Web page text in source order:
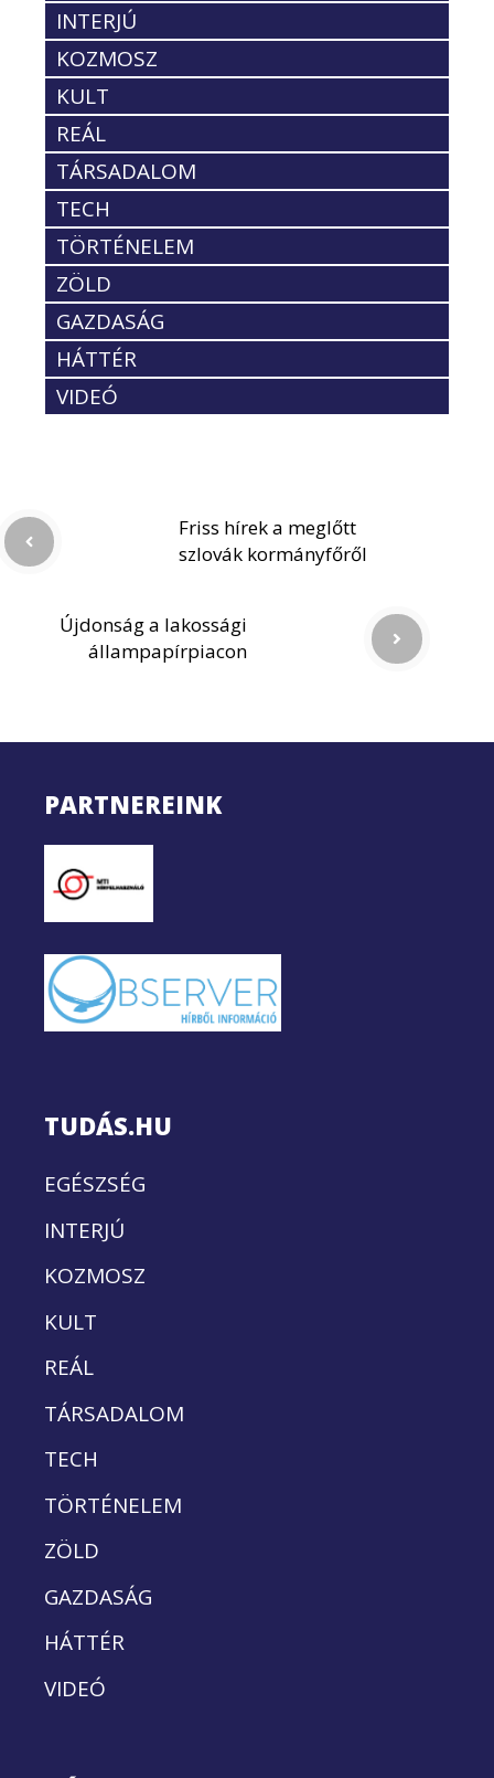
INTERJÚ
KOZMOSZ
KULT
REÁL
TÁRSADALOM
TECH
TÖRTÉNELEM
ZÖLD
GAZDASÁG
HÁTTÉR
VIDEÓ
Friss hírek a meglőtt
szlovák kormányfőről
Újdonság a lakossági
állampapírpiacon
PARTNEREINK
TUDÁS.HU
EGÉSZSÉG
INTERJÚ
KOZMOSZ
KULT
REÁL
TÁRSADALOM
TECH
TÖRTÉNELEM
ZÖLD
GAZDASÁG
HÁTTÉR
VIDEÓ